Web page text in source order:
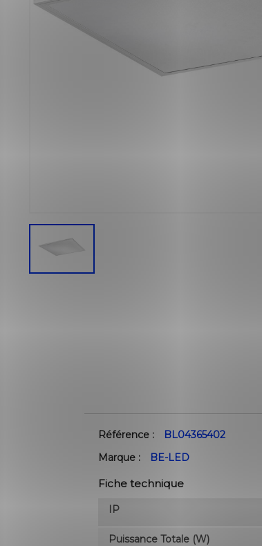
Référence :
BL04365402
Marque :
BE-LED
Fiche technique
IP
Puissance Totale (W)